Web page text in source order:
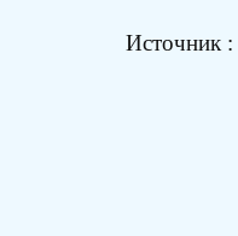
Источник :